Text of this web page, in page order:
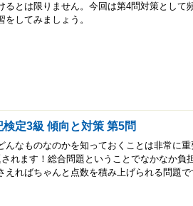
るとは限りません。今回は第4問対策として
をしてみましょう。
定3級 傾向と対策 第5問
なものなのかを知っておくことは非常に重
れます！総合問題ということでなかなか負
えればちゃんと点数を積み上げられる問題